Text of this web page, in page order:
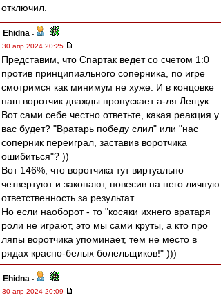
отключил.
Ehidna -
30 апр 2024 20:25
Представим, что Спартак ведет со счетом 1:0
против принципиального соперника, по игре
смотримся как минимум не хуже. И в концовке
наш воротчик дважды пропускает а-ля Лещук.
Вот сами себе честно ответьте, какая реакция у
вас будет? "Вратарь победу слил" или "нас
соперник переиграл, заставив воротчика
ошибиться"? ))
Вот 146%, что воротчика тут виртуально
четвертуют и закопают, повесив на него личную
ответственность за результат.
Но если наоборот - то "косяки ихнего вратаря
роли не играют, это мы сами круты, а кто про
ляпы воротчика упоминает, тем не место в
рядах красно-белых болельщиков!" )))
Ehidna -
30 апр 2024 20:09